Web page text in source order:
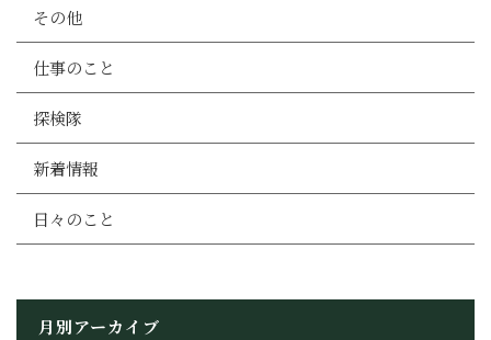
その他
仕事のこと
探検隊
新着情報
日々のこと
月別アーカイブ